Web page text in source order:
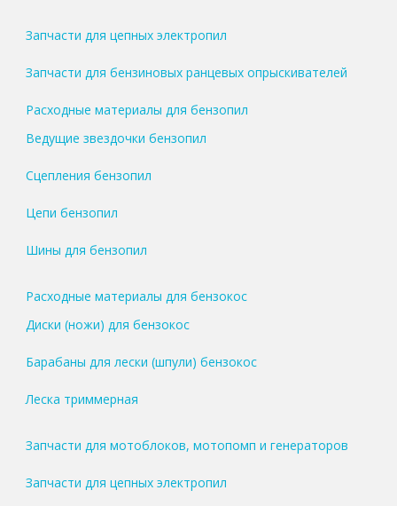
Запчасти для цепных электропил
Запчасти для бензиновых ранцевых опрыскивателей
Расходные материалы для бензопил
Ведущие звездочки бензопил
Сцепления бензопил
Цепи бензопил
Шины для бензопил
Расходные материалы для бензокос
Диски (ножи) для бензокос
Барабаны для лески (шпули) бензокос
Леска триммерная
Запчасти для мотоблоков, мотопомп и генераторов
Запчасти для цепных электропил